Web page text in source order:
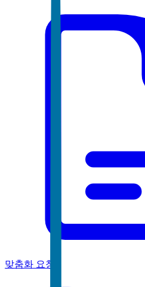
맞춤화 요청